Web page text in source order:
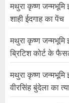
मथुरा कृष्ण जन्मभूमि
शाही ईदगाह का पेंच
मथुरा कृष्ण जन्मभूमि
ब्रिटिश कोर्ट के
मथुरा कृष्ण
वीरसिंह बुंदेला का